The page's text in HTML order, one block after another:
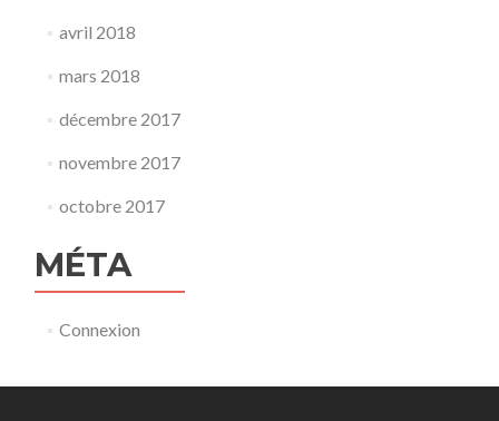
avril 2018
mars 2018
décembre 2017
novembre 2017
octobre 2017
MÉTA
Connexion